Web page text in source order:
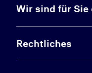
Wir sind für Sie
Rechtliches